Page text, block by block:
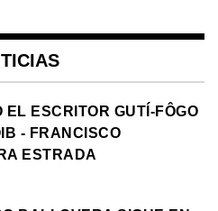
EL ESCRITOR GUTÍ-FÔGO
- FRANCISCO
ESTRADA